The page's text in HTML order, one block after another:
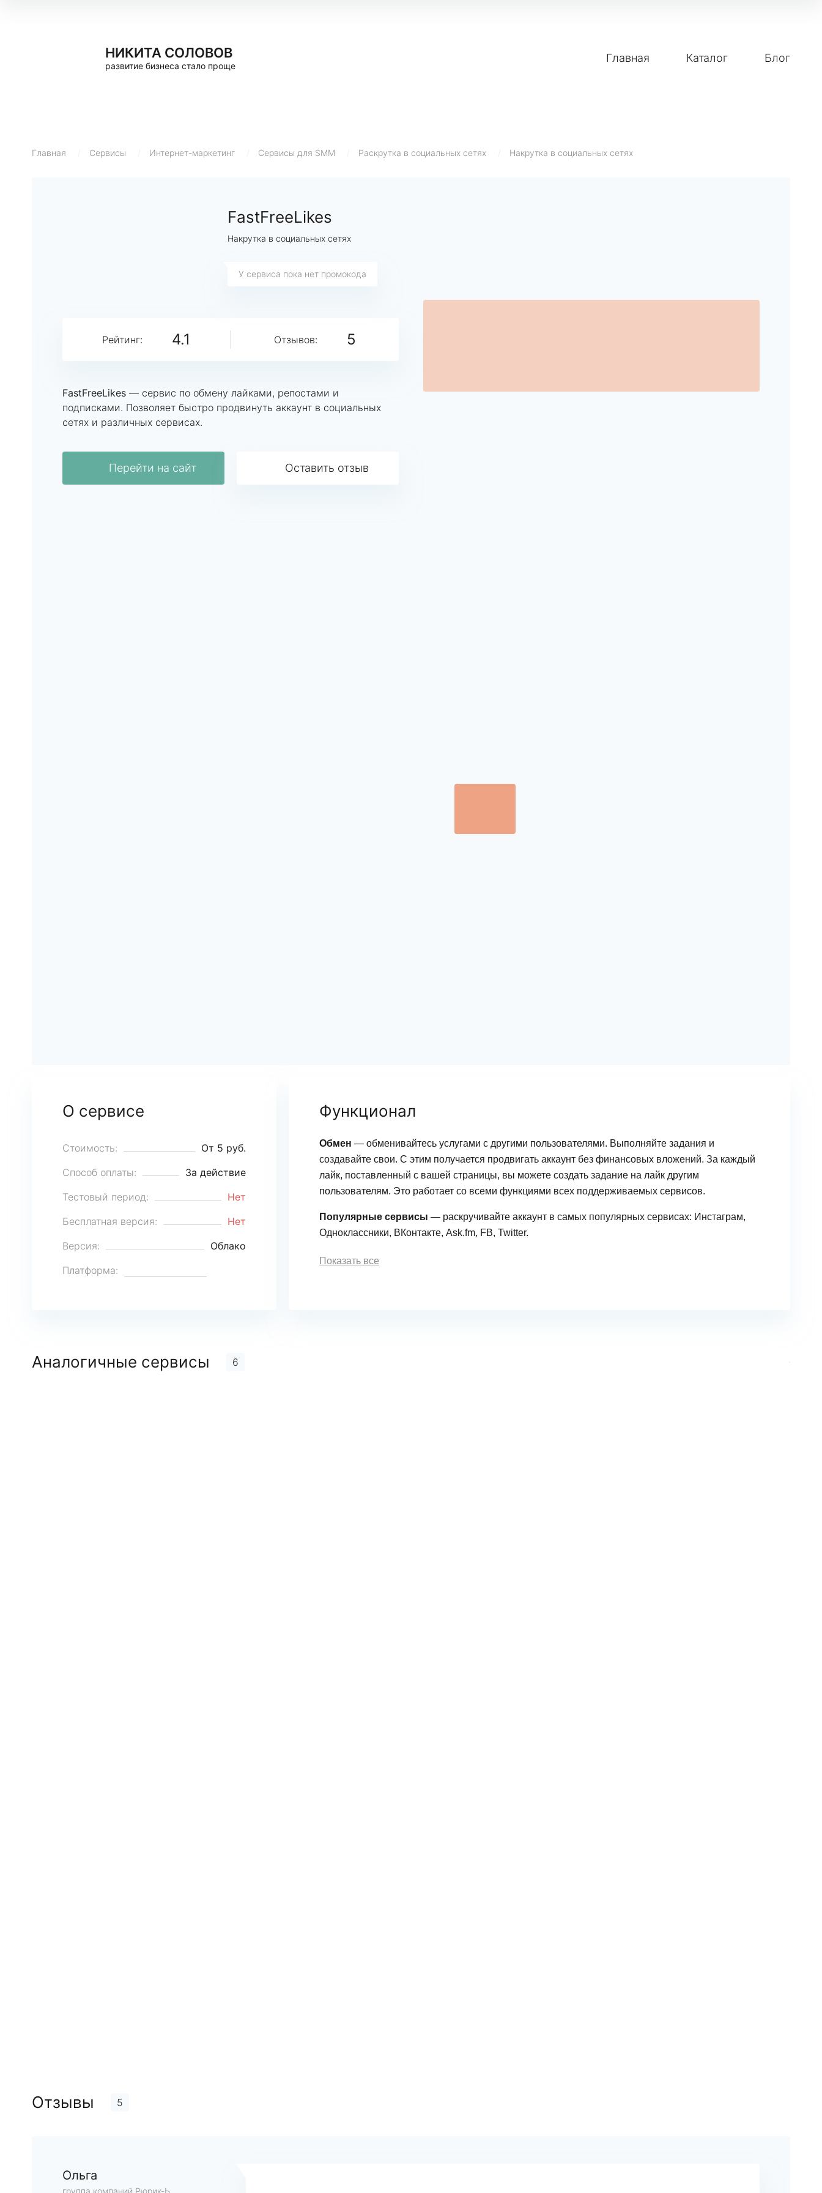
НИКИТА СОЛОВОВ
развитие бизнеса стало проще
Главная Каталог Блог
Главная Сервисы Интернет-маркетинг Сервисы для SMM Раскрутка в социальных сетях Накрутка в социальных сетях
FastFreeLikes
Накрутка в социальных сетях
У сервиса пока нет промокода
Рейтинг: 4.1 Отзывов: 5
FastFreeLikes — сервис по обмену лайками, репостами и
подписками. Позволяет быстро продвинуть аккаунт в социальных
сетях и различных сервисах.
Перейти на сайт Оставить отзыв
О сервисе
Стоимость:
От 5 руб.
Способ оплаты:
За действие
Тестовый период:
Нет
Бесплатная версия:
Нет
Версия:
Облако
Платформа:
Функционал
Обмен — обменивайтесь услугами с другими пользователями. Выполняйте задания и
создавайте свои. С этим получается продвигать аккаунт без финансовых вложений. За каждый
лайк, поставленный с вашей страницы, вы можете создать задание на лайк другим
пользователям. Это работает со всеми функциями всех поддерживаемых сервисов.
Популярные сервисы — раскручивайте аккаунт в самых популярных сервисах: Инстаграм,
Одноклассники, ВКонтакте, Ask.fm, FB, Twitter.
Показать все
Аналогичные сервисы 6
Отзывы 5
Ольга
группа компаний Рюрик-Ь